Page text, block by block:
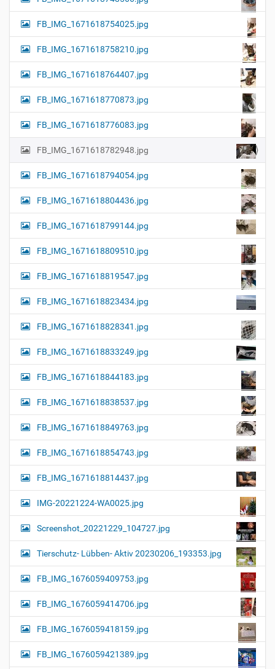
FB_IMG_1671618754025.jpg
FB_IMG_1671618758210.jpg
FB_IMG_1671618764407.jpg
FB_IMG_1671618770873.jpg
FB_IMG_1671618776083.jpg
FB_IMG_1671618782948.jpg
FB_IMG_1671618794054.jpg
FB_IMG_1671618804436.jpg
FB_IMG_1671618799144.jpg
FB_IMG_1671618809510.jpg
FB_IMG_1671618819547.jpg
FB_IMG_1671618823434.jpg
FB_IMG_1671618828341.jpg
FB_IMG_1671618833249.jpg
FB_IMG_1671618844183.jpg
FB_IMG_1671618838537.jpg
FB_IMG_1671618849763.jpg
FB_IMG_1671618854743.jpg
FB_IMG_1671618814437.jpg
IMG-20221224-WA0025.jpg
Screenshot_20221229_104727.jpg
Tierschutz- Lübben- Aktiv 20230206_193353.jpg
FB_IMG_1676059409753.jpg
FB_IMG_1676059414706.jpg
FB_IMG_1676059418159.jpg
FB_IMG_1676059421389.jpg